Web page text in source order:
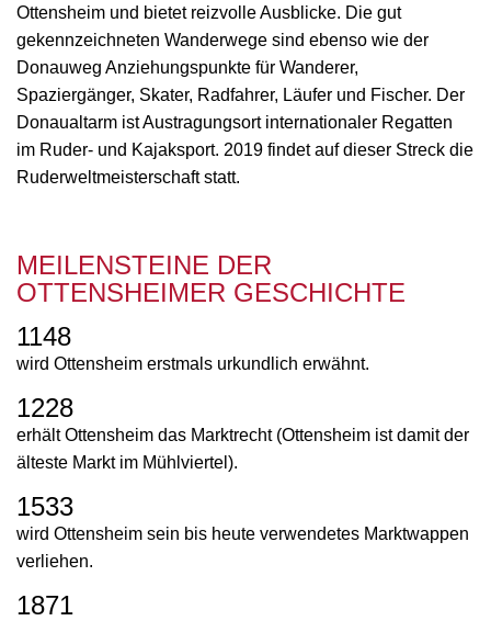
Ottensheim und bietet reizvolle Ausblicke. Die gut
gekennzeichneten Wanderwege sind ebenso wie der
Donauweg Anziehungspunkte für Wanderer,
Spaziergänger, Skater, Radfahrer, Läufer und Fischer. Der
Donaualtarm ist Austragungsort internationaler Regatten
im Ruder- und Kajaksport. 2019 findet auf dieser Streck die
Ruderweltmeisterschaft statt.
MEILENSTEINE DER
OTTENSHEIMER GESCHICHTE
1148
wird Ottensheim erstmals urkundlich erwähnt.
1228
erhält Ottensheim das Marktrecht (Ottensheim ist damit der
älteste Markt im Mühlviertel).
1533
wird Ottensheim sein bis heute verwendetes Marktwappen
verliehen.
1871